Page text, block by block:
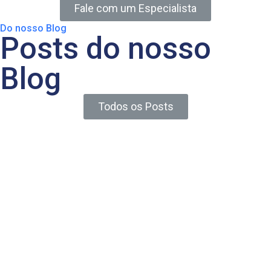
Fale com um Especialista
Do nosso Blog
Posts do nosso
Blog
Todos os Posts